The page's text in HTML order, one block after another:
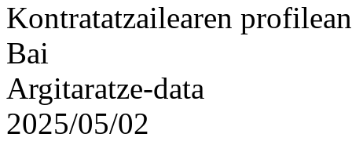
Kontratatzailearen
Bai
Argitaratze-data
2025/05/02